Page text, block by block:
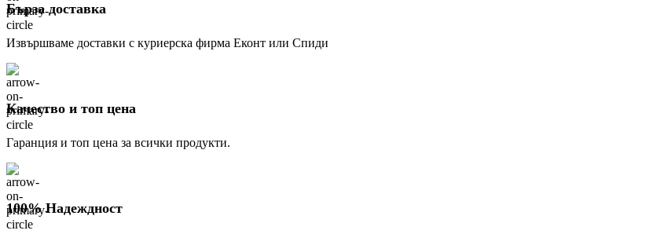
Бърза доставка
Извършваме доставки с куриерска фирма Еконт или Спиди
Качество и топ цена
Гаранция и топ цена за всички продукти.
100% Надеждност